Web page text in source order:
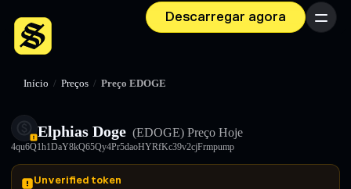
Descarregar agora Menu
Início / Preços / Preço EDOGE
Elphias Doge (EDOGE) Preço Hoje
4qu6Q1h1DaY8kQ65Qy4Pr5daoHYRfKc39v2cjFrmpump
Unverified token